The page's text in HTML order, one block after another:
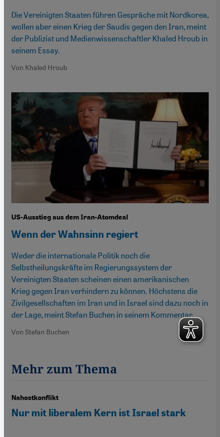
Die Vereinigten Staaten führen Gespräche mit Nordkorea,
wollen aber einen Krieg der Saudis gegen den Iran, meint
der Publizist und Medienwissenschaftler Khaled Hroub in
seinem Essay.
Von Khaled Hroub
US-Ausstieg aus dem Iran-Atomdeal
Wenn der Wahnsinn regiert
Weder die internationale Politik noch die
Selbstheilungskräfte im Regierungssystem der
Vereinigten Staaten scheinen einen amerikanischen
Krieg gegen Iran verhindern zu können. Höchstens die
Zivilgesellschaften im Iran und in Israel sind dazu noch in
der Lage, meint Stefan Buchen in seinem Kommentar.
Von Stefan Buchen
Mehr zum Thema
Nahostkonflikt
Nur mit liberalem Kern ist Israel stark